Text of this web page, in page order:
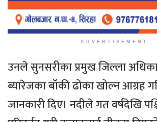
ADVERTISEMENT
उनले सुनसरीका प्रमुख जिल्ला
ब्यारेजका बाँकी ढोका खोल्न आग्रह
जानकारी दिए। नदीले गत वर्षदेखि